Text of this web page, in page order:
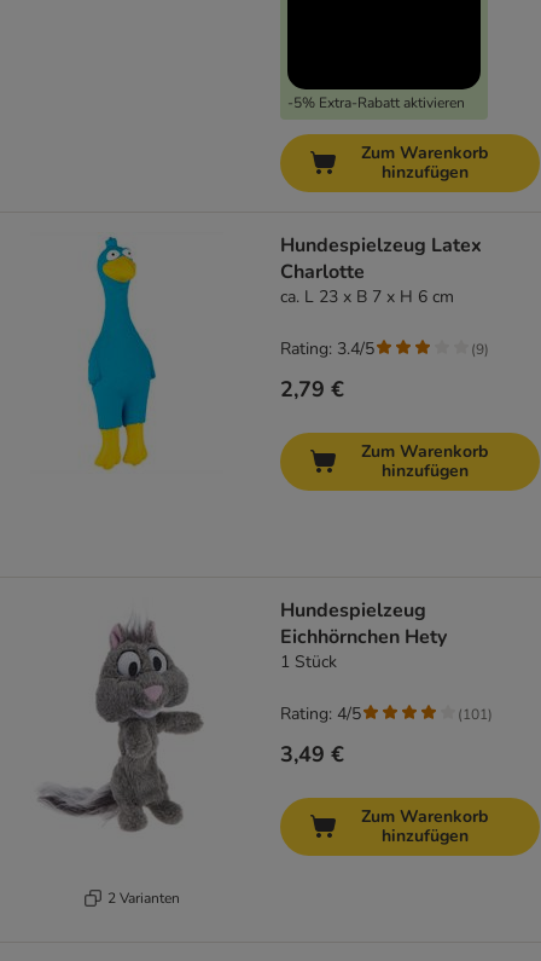
-5% Extra-Rabatt aktivieren
Zum Warenkorb
hinzufügen
Hundespielzeug Latex
Charlotte
ca. L 23 x B 7 x H 6 cm
2,79 €
Rating: 3.4/5 (9)
Zum Warenkorb
hinzufügen
2 Varianten
Hundespielzeug
Eichhörnchen Hety
1 Stück
3,49 €
Rating: 4/5 (101)
Zum Warenkorb
hinzufügen